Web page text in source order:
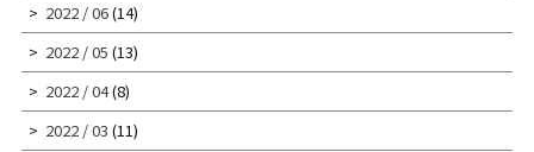
2022 / 06(14)
2022 / 05 (13)
2022 / 04(8)
2022 / 03 (11)